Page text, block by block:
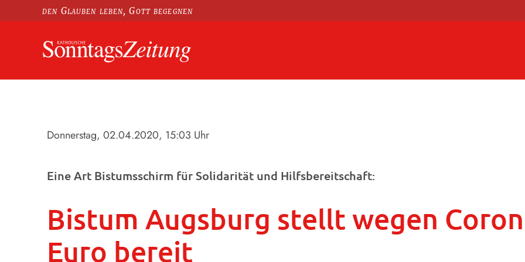
den Glauben leben, Gott begegnen
Donnerstag, 02.04.2020, 15:03 Uhr
Eine Art Bistumsschirm für Solidarität und Hilfsbereitschaft:
Bistum Augsburg stellt wegen
Euro bereit